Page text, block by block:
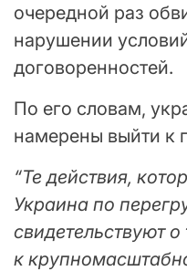
очередной раз
нарушении
договоренностей.
По его словам,
намерены выйти к
“Те действия,
Украина по
свидетельствуют
к